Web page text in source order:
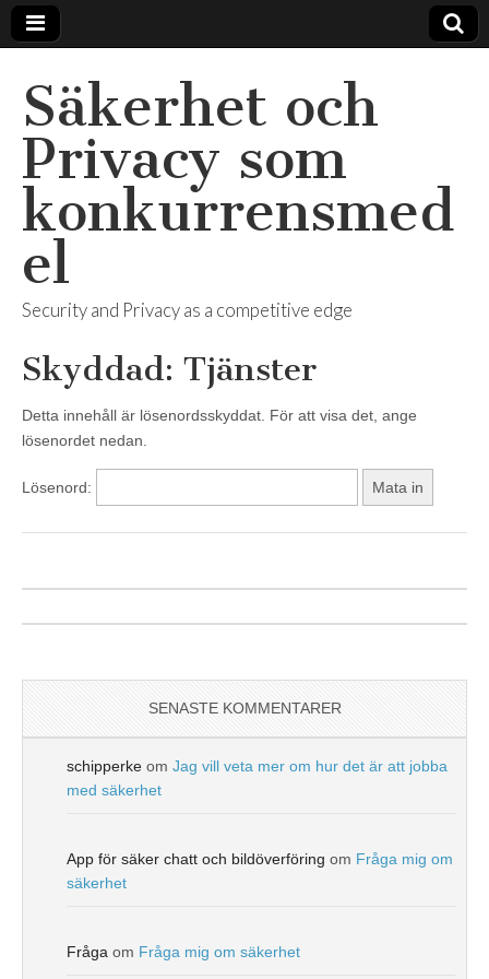
Säkerhet och
Privacy som
konkurrensmed
el
Security and Privacy as a competitive edge
Skyddad: Tjänster
Detta innehåll är lösenordsskyddat. För att visa det, ange
lösenordet nedan.
Lösenord:
SENASTE KOMMENTARER
schipperke om Jag vill veta mer om hur det är att jobba
med säkerhet
App för säker chatt och bildöverföring om Fråga mig om
säkerhet
Fråga om Fråga mig om säkerhet